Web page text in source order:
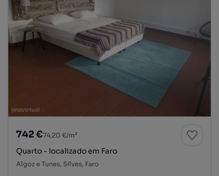
742 €74,20 €/m²
Quarto - localizado em Faro
Algoz e Tunes, Silves, Faro